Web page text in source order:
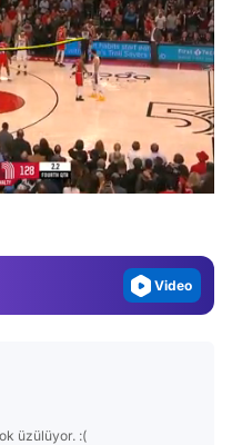
Video
Test
Video
üzülüyor. :(